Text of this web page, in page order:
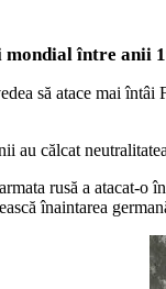
între anii
să atace mai întâi
au călcat
rusă a atacat-
înaintarea